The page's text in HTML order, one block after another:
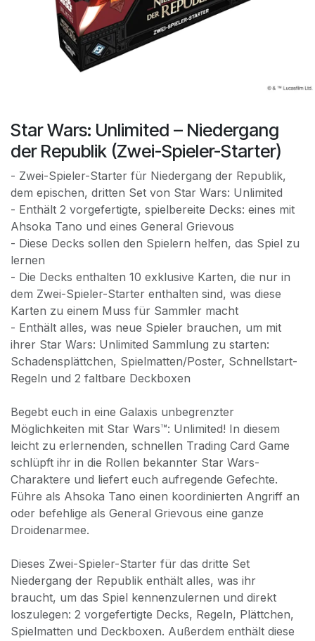
Star Wars: Unlimited – Niedergang
der Republik (Zwei-Spieler-Starter)
- Zwei-Spieler-Starter für Niedergang der Republik,
dem epischen, dritten Set von Star Wars: Unlimited
- Enthält 2 vorgefertigte, spielbereite Decks: eines mit
Ahsoka Tano und eines General Grievous
- Diese Decks sollen den Spielern helfen, das Spiel zu
lernen
- Die Decks enthalten 10 exklusive Karten, die nur in
dem Zwei-Spieler-Starter enthalten sind, was diese
Karten zu einem Muss für Sammler macht
- Enthält alles, was neue Spieler brauchen, um mit
ihrer Star Wars: Unlimited Sammlung zu starten:
Schadensplättchen, Spielmatten/Poster, Schnellstart-
Regeln und 2 faltbare Deckboxen
Begebt euch in eine Galaxis unbegrenzter
Möglichkeiten mit Star Wars™: Unlimited! In diesem
leicht zu erlernenden, schnellen Trading Card Game
schlüpft ihr in die Rollen bekannter Star Wars-
Charaktere und liefert euch aufregende Gefechte.
Führe als Ahsoka Tano einen koordinierten Angriff an
oder befehlige als General Grievous eine ganze
Droidenarmee.
Dieses Zwei-Spieler-Starter für das dritte Set
Niedergang der Republik enthält alles, was ihr
braucht, um das Spiel kennenzulernen und direkt
loszulegen: 2 vorgefertigte Decks, Regeln, Plättchen,
Spielmatten und Deckboxen. Außerdem enthält diese